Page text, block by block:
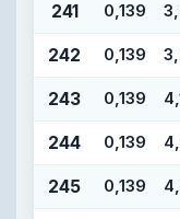
241 0,139
242 0,139
243 0,139
244 0,139
245 0,139